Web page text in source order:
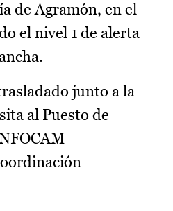
de Agramón, en el
el nivel 1 de alerta
junto a la
al Puesto de